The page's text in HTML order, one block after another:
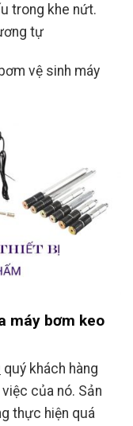
trong khe nứt.
tự
vệ sinh máy
máy bơm keo
quý khách hàng
của nó. Sản
thực hiện quá